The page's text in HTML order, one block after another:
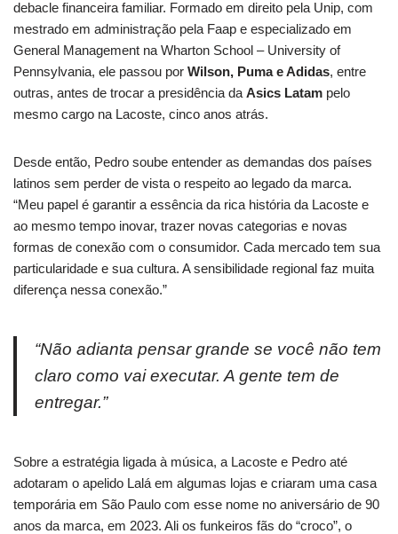
debacle financeira familiar. Formado em direito pela Unip, com
mestrado em administração pela Faap e especializado em
General Management na Wharton School – University of
Pennsylvania, ele passou por Wilson, Puma e Adidas, entre
outras, antes de trocar a presidência da Asics Latam pelo
mesmo cargo na Lacoste, cinco anos atrás.
Desde então, Pedro soube entender as demandas dos países
latinos sem perder de vista o respeito ao legado da marca.
“Meu papel é garantir a essência da rica história da Lacoste e
ao mesmo tempo inovar, trazer novas categorias e novas
formas de conexão com o consumidor. Cada mercado tem sua
particularidade e sua cultura. A sensibilidade regional faz muita
diferença nessa conexão.”
“Não adianta pensar grande se você não tem
claro como vai executar. A gente tem de
entregar.”
Sobre a estratégia ligada à música, a Lacoste e Pedro até
adotaram o apelido Lalá em algumas lojas e criaram uma casa
temporária em São Paulo com esse nome no aniversário de 90
anos da marca, em 2023. Ali os funkeiros fãs do “croco”, o